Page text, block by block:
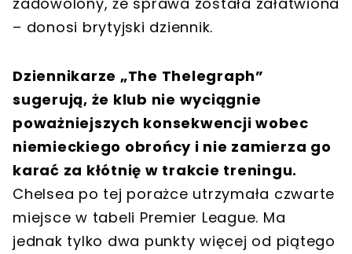
– donosi brytyjski dziennik.
Dziennikarze „The Thelegraph”
sugerują, że klub nie wyciągnie
poważniejszych konsekwencji wobec
niemieckiego obrońcy i nie zamierza go
karać za kłótnię w trakcie treningu.
Chelsea po tej porażce utrzymała czwarte
miejsce w tabeli Premier League. Ma
jednak tylko dwa punkty więcej od piątego